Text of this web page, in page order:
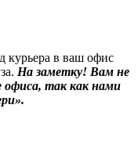
курьера в ваш офис
На заметку! Вам не
так как нами